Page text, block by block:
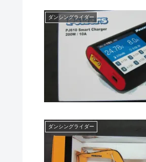
ダンシングライダー
ダンシングライダー